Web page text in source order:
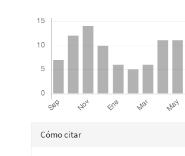
Detalles
Cómo citar